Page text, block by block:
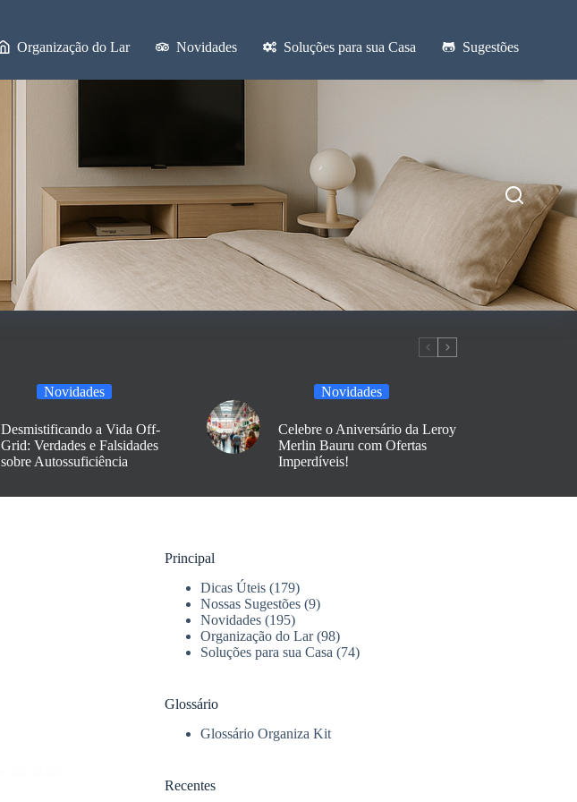
Organização do Lar Novidades Soluções para sua Casa Sugestões
Novidades
Desmistificando a Vida Off-
Grid: Verdades e Falsidades
sobre Autossuficiência
Novidades
Celebre o Aniversário da Leroy
Merlin Bauru com Ofertas
Imperdíveis!
Principal
Dicas Úteis (179)
Nossas Sugestões (9)
Novidades (195)
Organização do Lar(98)
Soluções para sua Casa (74)
Glossário
Glossário Organiza Kit
Recentes